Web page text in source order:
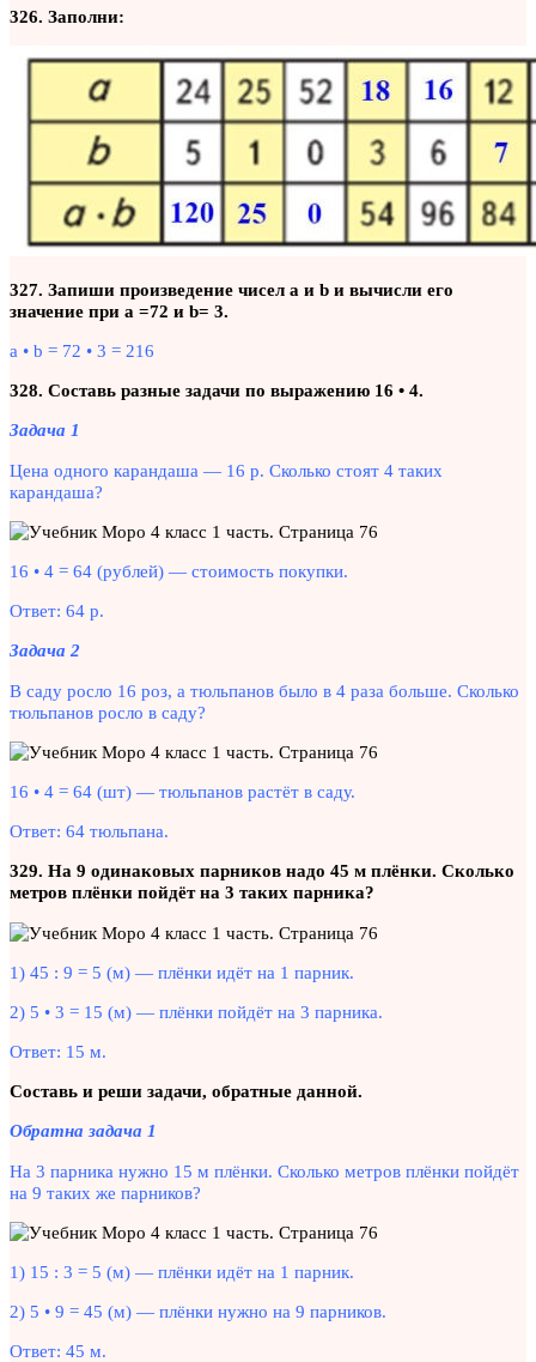
326. Заполни:
327. Запиши произведение чисел а и b и вычисли его
значение при а =72 и b= 3.
а • b = 72 • 3 = 216
328. Составь разные задачи по выражению 16 • 4.
Задача 1
Цена одного карандаша — 16 р. Сколько стоят 4 таких
карандаша?
16 • 4 = 64 (рублей) — стоимость покупки.
Ответ: 64 р.
Задача 2
В саду росло 16 роз, а тюльпанов было в 4 раза больше. Сколько
тюльпанов росло в саду?
16 • 4 = 64 (шт) — тюльпанов растёт в саду.
Ответ: 64 тюльпана.
329. На 9 одинаковых парников надо 45 м плёнки. Сколько
метров плёнки пойдёт на 3 таких парника?
1) 45 : 9 = 5 (м) — плёнки идёт на 1 парник.
2) 5 • 3 = 15 (м) — плёнки пойдёт на 3 парника.
Ответ: 15 м.
Составь и реши задачи, обратные данной.
Обратна задача 1
На 3 парника нужно 15 м плёнки. Сколько метров плёнки пойдёт
на 9 таких же парников?
1) 15 : 3 = 5 (м) — плёнки идёт на 1 парник.
2) 5 • 9 = 45 (м) — плёнки нужно на 9 парников.
Ответ: 45 м.